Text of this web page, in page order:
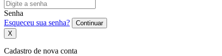
Senha
Esqueceu sua senha?
Continuar
X
Cadastro de nova conta